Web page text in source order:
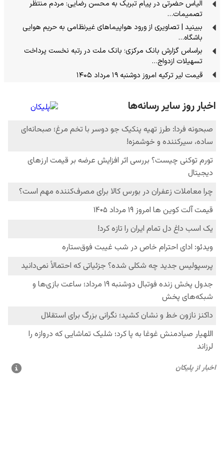
الیاس حضرتی در پیام تبریک به محسن رضایی: مردم منتظر
تصمیمات…
ببینید | تصاویری از ورود هواپیماهای غیرنظامی به حریم هوایی
باشگاه…
براساس گزارش بانک مرکزی؛ بانک ملت در رتبه نخست پرداخت
تسهیلات ازدواج…
قیمت لیر ترکیه امروز دوشنبه ۱۹ مرداد ۱۴۰۵